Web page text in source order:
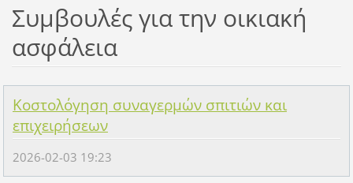
Συμβουλές για την οικιακή
ασφάλεια
Κοστολόγηση συναγερμών σπιτιών και
επιχειρήσεων
2026-02-03 19:23